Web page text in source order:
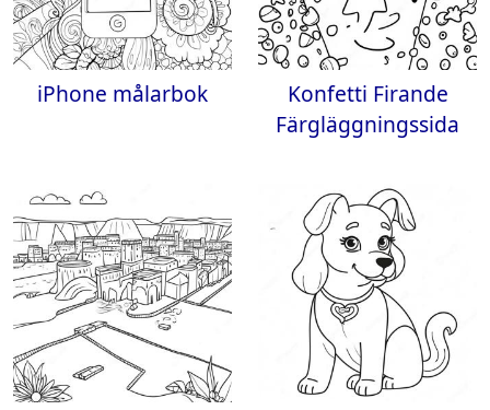
iPhone målarbok
Konfetti Firande
Färgläggningssida